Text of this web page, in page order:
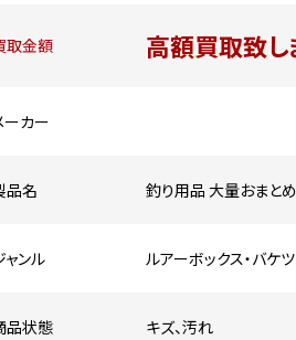
取金額 高額買取致し
ーカー
品名 釣り用品 大量おまとめ
ャンル ルアーボックス・バケ
品状態 キズ、汚れ